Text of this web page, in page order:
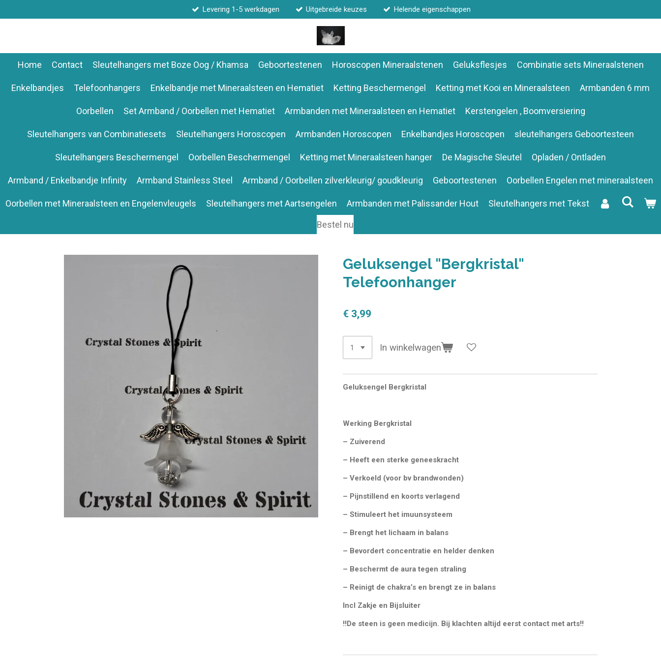
direct
hoofdinhoud
Levering 1-5 werkdagen Uitgebreide keuzes Helende eigenschappen
Home Contact Sleutelhangers met Boze Oog / Khamsa Geboortestenen Horoscopen Mineraalstenen Geluksflesjes Combinatie sets Mineraalstenen
Enkelbandjes Telefoonhangers Enkelbandje met Mineraalsteen en Hematiet Ketting Beschermengel Ketting met Kooi en Mineraalsteen Armbanden 6 mm
Oorbellen Set Armband / Oorbellen met Hematiet Armbanden met Mineraalsteen en Hematiet Kerstengelen , Boomversiering
Sleutelhangers van Combinatiesets Sleutelhangers Horoscopen Armbanden Horoscopen Enkelbandjes Horoscopen sleutelhangers Geboortesteen
Sleutelhangers Beschermengel Oorbellen Beschermengel Ketting met Mineraalsteen hanger De Magische Sleutel Opladen / Ontladen
Armband / Enkelbandje Infinity Armband Stainless Steel Armband / Oorbellen zilverkleurig/ goudkleurig Geboortestenen Oorbellen Engelen met mineraalsteen
Oorbellen met Mineraalsteen en Engelenvleugels Sleutelhangers met Aartsengelen Armbanden met Palissander Hout Sleutelhangers met Tekst
Bestel nu
Geluksengel "Bergkristal"
Telefoonhanger
€ 3,99
In winkelwagen
Geluksengel Bergkristal
Werking Bergkristal
– Zuiverend
– Heeft een sterke geneeskracht
– Verkoeld (voor bv brandwonden)
– Pijnstillend en koorts verlagend
– Stimuleert het imuunsysteem
– Brengt het lichaam in balans
– Bevordert concentratie en helder denken
– Beschermt de aura tegen straling
– Reinigt de chakra’s en brengt ze in balans
Incl Zakje en Bijsluiter
!!De steen is geen medicijn. Bij klachten altijd eerst contact met arts!!